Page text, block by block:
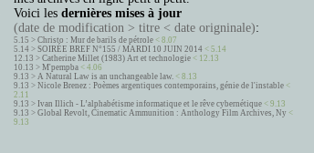
Voici les dernières mises à jour
(date de modification > titre < date origninale):
5.15 > Christo : Mur de barils de pétrole < 8.07
5.14 > SOIRÉE BREF N°155 / MARDI 10 JUIN 2014 < 5.14
12.13 > Catherine Millet (1983) Art et technologie < 12.13
10.13 > M'pempba < 4.06
9.13 > A Natural Law is an unchangeable law. < 8.13
9.13 > Nicole Brenez : Poèmes argentiques contemporains, génie de l'instable <
2.11
9.13 > Ivan Illich - L’alphabétisme informatique et le rêve cybernétique < 9.13
9.13 > Global Revolt, Cinematic Ammunition : Anthology Film Archives, Ny <
9.13